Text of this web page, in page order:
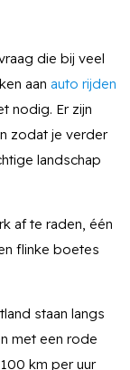
die bij veel
aan auto rijden
nodig. Er zijn
zodat je verder
landschap
af te raden, één
flinke boetes
staan langs
met een rode
km per uur